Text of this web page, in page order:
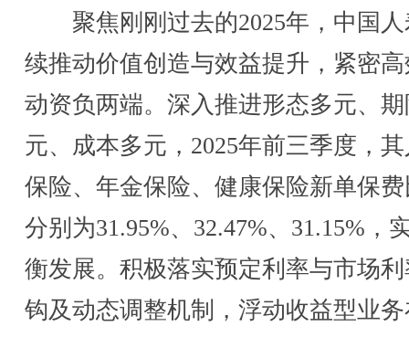
聚焦刚刚过去的2025年，中国人
续推动价值创造与效益提升，紧密
动资负两端。深入推进形态多元、
元、成本多元，2025年前三季度，
保险、年金保险、健康保险新单保
分别为31.95%、32.47%、31.15%，
衡发展。积极落实预定利率与市场
钩及动态调整机制，浮动收益型业